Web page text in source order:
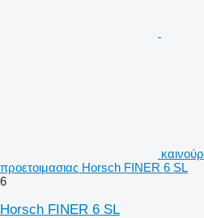
προετοιμασιας Horsch FINER 6 SL
6
Horsch FINER 6 SL